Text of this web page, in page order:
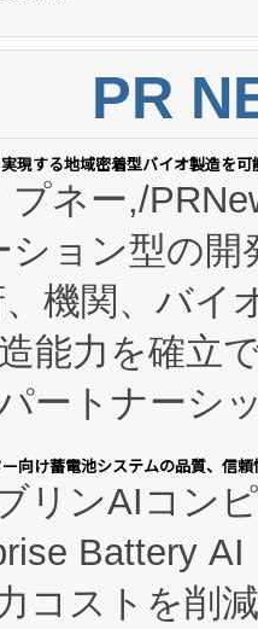
PR
現する地域密着型バイオ製造を
プネー,/
ション型の
機関、バイ
能力を確立
ートナーシ
の実績ある
プ
医薬品製造
ッチ施設の
向け蓄電池システムの品質、信
リンAIコン
Battery
コストを削